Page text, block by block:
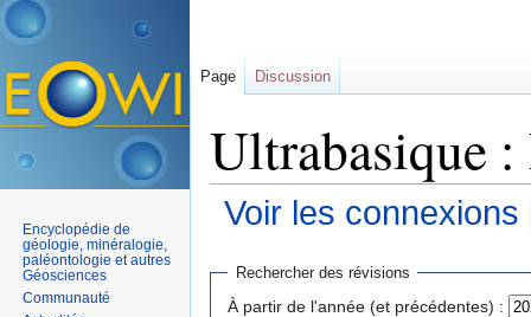
Ultrabasique
Voir les
Rechercher des révisions
À partir de l'année (et précédentes) :
Page Discussion
Encyclopédie de
géologie, minéralogie,
paléontologie et autres
Géosciences
Communauté